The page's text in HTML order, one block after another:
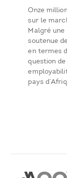
Onze
sur le
Malgré une
soutenue
en termes
question
pays